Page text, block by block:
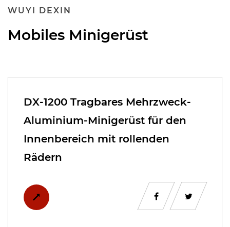
WUYI DEXIN
Mobiles Minigerüst
DX-1200 Tragbares Mehrzweck-
Aluminium-Minigerüst für den
Innenbereich mit rollenden
Rädern